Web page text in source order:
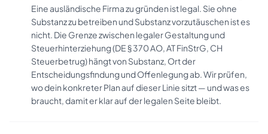
Eine ausländische Firma zu gründen ist legal. Sie ohne
Substanz zu betreiben und Substanz vorzutäuschen ist es
nicht. Die Grenze zwischen legaler Gestaltung und
Steuerhinterziehung (DE § 370 AO, AT FinStrG, CH
Steuerbetrug) hängt von Substanz, Ort der
Entscheidungsfindung und Offenlegung ab. Wir prüfen,
wo dein konkreter Plan auf dieser Linie sitzt — und was es
braucht, damit er klar auf der legalen Seite bleibt.